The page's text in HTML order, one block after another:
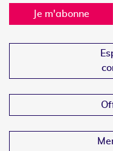
Je m'abonne